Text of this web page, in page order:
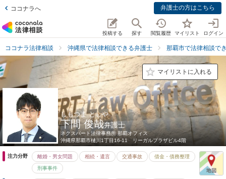
ココナラへ 弁護士の方はこちら
投稿する 探す 閲覧履歴 マイリスト ログイン
ココナラ法律相談 沖縄県で法律相談できる弁護士 那覇市で法律相談で
マイリストに入れる
しもつま としや
下間 俊哉弁護士
ネクスパート法律事務所 那覇オフィス
沖縄県那覇市樋川1丁目16-11 リーガルプラザビル4階
注力分野 離婚・男女問題 相続・遺言 交通事故 借金・債務整理
刑事事件